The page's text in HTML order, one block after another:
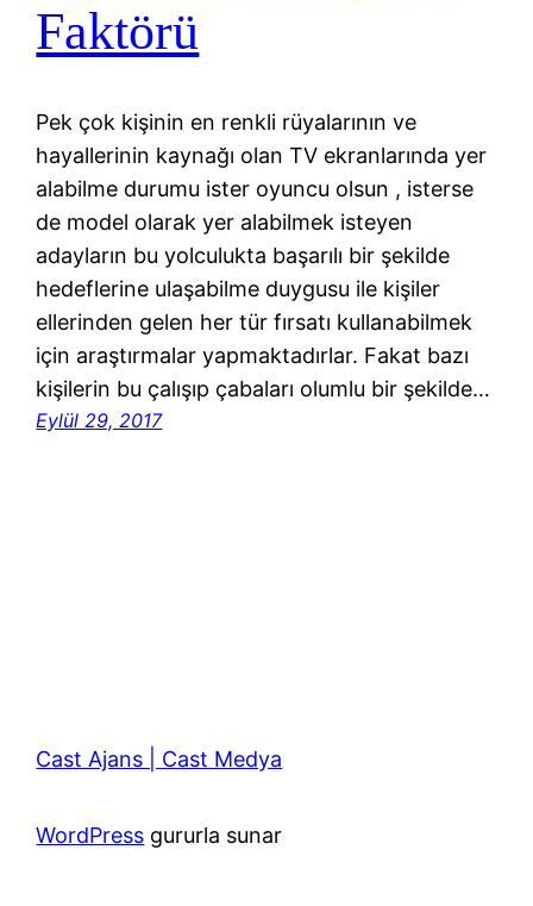
Faktörü
Pek çok kişinin en renkli rüyalarının ve
hayallerinin kaynağı olan TV ekranlarında yer
alabilme durumu ister oyuncu olsun , isterse
de model olarak yer alabilmek isteyen
adayların bu yolculukta başarılı bir şekilde
hedeflerine ulaşabilme duygusu ile kişiler
ellerinden gelen her tür fırsatı kullanabilmek
için araştırmalar yapmaktadırlar. Fakat bazı
kişilerin bu çalışıp çabaları olumlu bir şekilde…
Eylül 29, 2017
Cast Ajans | Cast Medya
WordPress gururla sunar